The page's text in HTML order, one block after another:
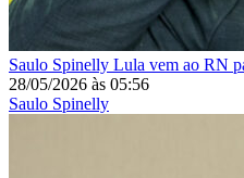
Saulo Spinelly Lula vem ao RN
28/05/2026 às 05:56
Saulo Spinelly